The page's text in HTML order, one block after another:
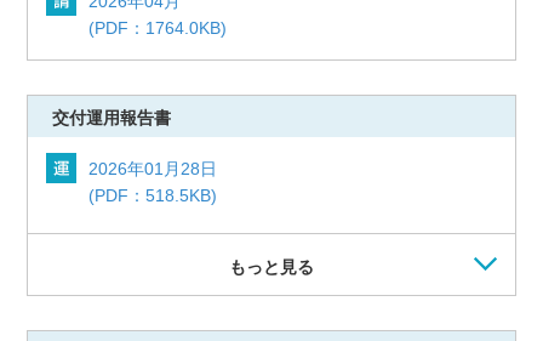
(PDF：1764.0KB)
交付運用報告書
2026年01月28日
(PDF：518.5KB)
もっと見る